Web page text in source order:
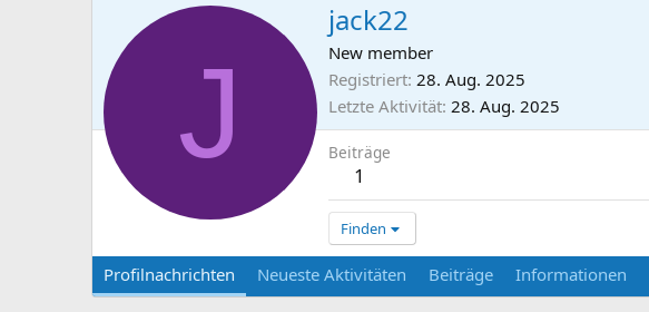
J
jack22
New member
Registriert 28. Aug. 2025
Letzte Aktivität 28. Aug. 2025
Beiträge
1
Finden
Profilnachrichten Neueste Aktivitäten Beiträge Informationen